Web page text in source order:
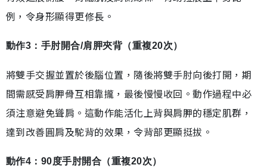
例，令身形顯得更修長。
動作3：手肘開合/肩胛夾背（重複20次）
將雙手交握並置於後腦位置，隨後將雙手肘向後打開，期
間需感受肩胛骨互相靠攏，最後慢慢收回。動作過程中必
須注意避免聳肩。這動作能活化上背與肩胛的穩定肌群，
達到改善圓肩及駝背的效果，令背部更顯挺拔。
動作4：90度手肘開合（重複20次）